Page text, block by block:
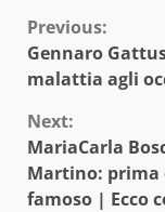
Continue
Reading
Previous:
Gennaro
malattia agli
Next:
MariaCarla
Martino: prima
famoso | Ecco